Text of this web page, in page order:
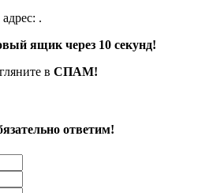
.
ящик через 10 секунд!
в СПАМ!
ответим!